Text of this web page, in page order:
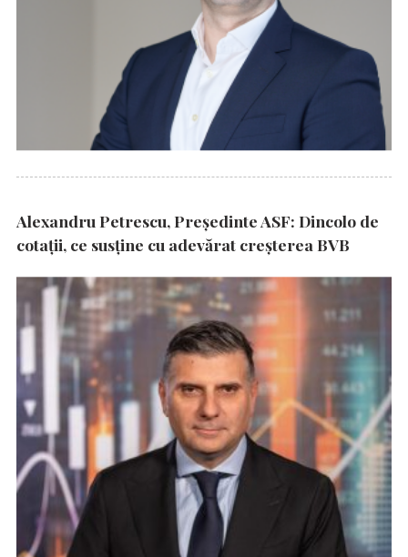
Alexandru Petrescu, Președinte ASF: Dincolo de
cotații, ce susține cu adevărat creșterea BVB